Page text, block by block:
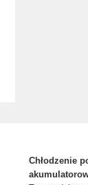
Chłodzenie